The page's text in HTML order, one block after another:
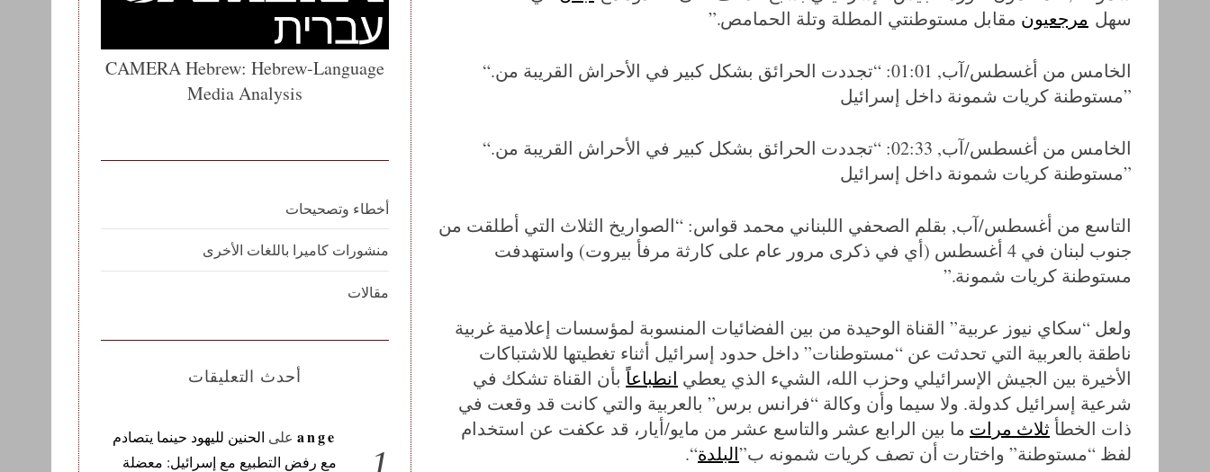
سهل مرجعيون مقابل مستوطنتي المطلة وتلة الحمامص.”
“.الخامس من أغسطس/آب, 01:01: “تجددت الحرائق بشكل كبير في الأحراش القريبة من
مستوطنة كريات شمونة داخل إسرائيل”
“.الخامس من أغسطس/آب, 02:33: “تجددت الحرائق بشكل كبير في الأحراش القريبة من
مستوطنة كريات شمونة داخل إسرائيل”
التاسع من أغسطس/آب, بقلم الصحفي اللبناني محمد قواس: “الصواريخ الثلاث التي أطلقت من
جنوب لبنان في 4 أغسطس (أي في ذكرى مرور عام على كارثة مرفأ بيروت) واستهدفت
مستوطنة كريات شمونة.”
ولعل “سكاي نيوز عربية” القناة الوحيدة من بين الفضائيات المنسوبة لمؤسسات إعلامية غربية
ناطقة بالعربية التي تحدثت عن “مستوطنات” داخل حدود إسرائيل أثناء تغطيتها للاشتباكات
الأخيرة بين الجيش الإسرائيلي وحزب الله، الشيء الذي يعطي انطباعاً بأن القناة تشكك في
شرعية إسرائيل كدولة. ولا سيما وأن وكالة “فرانس برس” بالعربية والتي كانت قد وقعت في
ذات الخطأ ثلاث مرات ما بين الرابع عشر والتاسع عشر من مايو/أيار، قد عكفت عن استخدام
لفظ “مستوطنة” واختارت أن تصف كريات شمونه ب”البلدة“.
CAMERA Hebrew: Hebrew-Language
Media Analysis
أخطاء وتصحيحات
منشورات كاميرا باللغات الأخرى
مقالات
أحدث التعليقات
ange على الحنين لليهود حينما يتصادم
مع رفض التطبيع مع إسرائيل: معضلة